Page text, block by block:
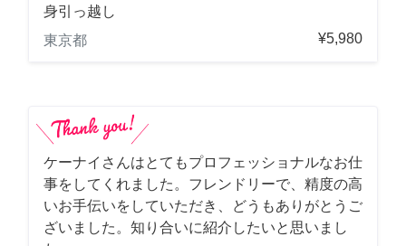
身引っ越し
東京都
¥5,980
ケーナイさんはとてもプロフェッショナルなお仕
事をしてくれました。フレンドリーで、精度の高
いお手伝いをしていただき、どうもありがとうご
ざいました。知り合いに紹介したいと思いまし